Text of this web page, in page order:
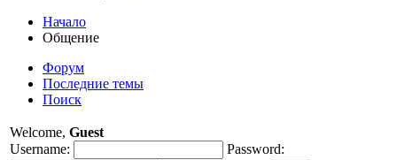
Начало
Общение
Форум
Последние темы
Поиск
Welcome, Guest
Username:
Password: